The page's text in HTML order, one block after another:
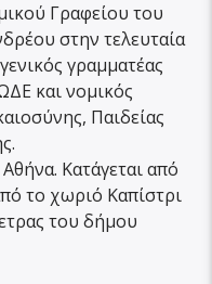
Γραφείου του
στην τελευταία
γραμματέας
και νομικός
Παιδείας
Κατάγεται από
το χωριό Καπίστρι
του δήμου